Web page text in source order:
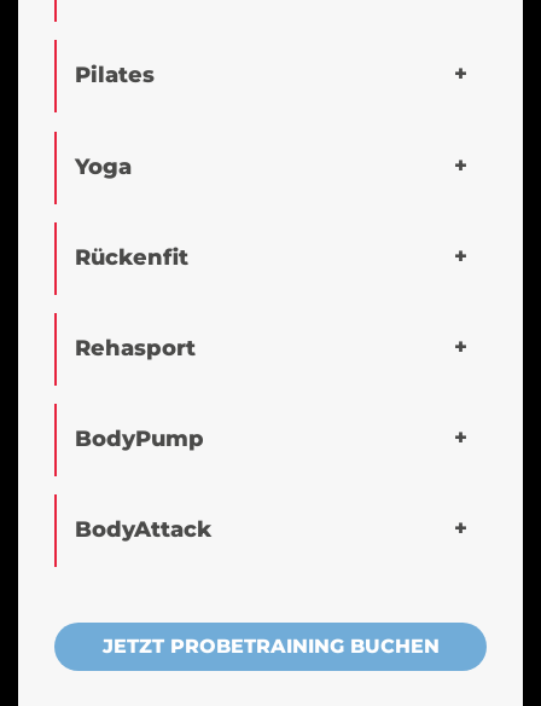
Pilates
Yoga
Rückenfit
Rehasport
BodyPump
BodyAttack
JETZT PROBETRAINING BUCHEN